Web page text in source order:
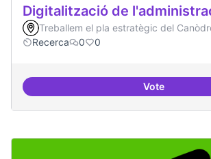
Digitalització de
Treballem el pla estratègic del
Recerca
0 0
Vote